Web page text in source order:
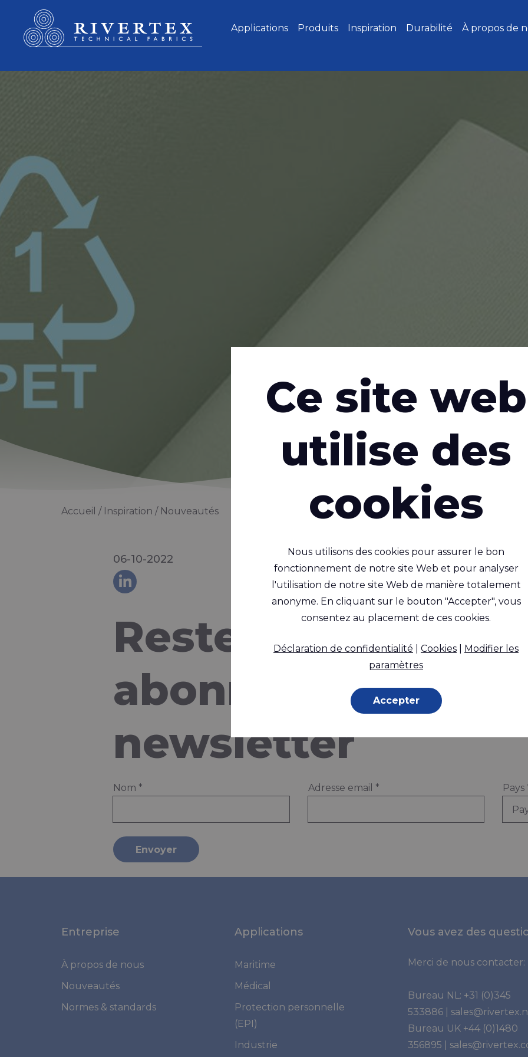
Accueil Inspiration Nouveautés
06-10-2022
Restez au
abonnez-vous à la
newsletter
Nom * Adresse email * Pays
Envoyer
Rivertex Technical Fabrics Group
Applications
Produits Inspiration Durabilité À propos de
Entreprise
À propos de nous
Nouveautés
Normes & standards
Applications
Maritime
Médical
Protection personnelle
(EPI)
Industrie
Vous avez des
Merci de nous contacter:
Bureau NL: +31 (0)345
533886
Bureau UK +44 (0)1480
356895
Ce site web
utilise des
cookies
Nous utilisons des cookies pour assurer le bon
fonctionnement de notre site Web et pour analyser
l'utilisation de notre site Web de manière totalement
anonyme. En cliquant sur le bouton "Accepter", vous
consentez au placement de ces cookies.
Déclaration de confidentialité Cookies
Modifier les
paramètres
Accepter